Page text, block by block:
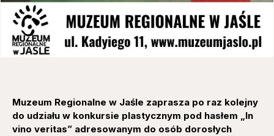
Muzeum Regionalne w Jaśle zaprasza po raz kolejny
do udziału w konkursie plastycznym pod hasłem „In
vino veritas” adresowanym do osób dorosłych